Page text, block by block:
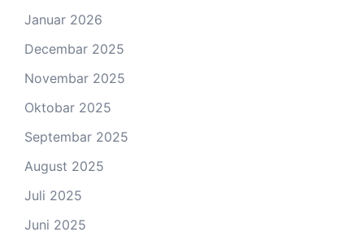
Januar 2026
Decembar 2025
Novembar 2025
Oktobar 2025
Septembar 2025
August 2025
Juli 2025
Juni 2025